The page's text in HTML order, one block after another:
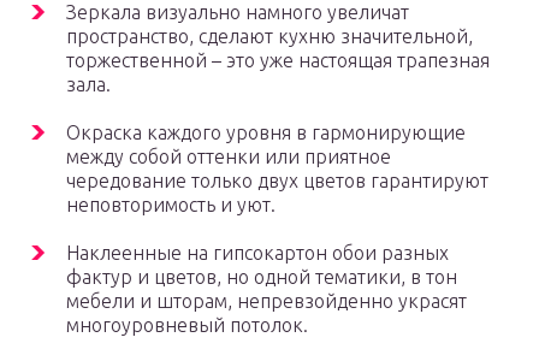
Зеркала визуально намного увеличат
пространство, сделают кухню значительной,
торжественной – это уже настоящая трапезная
зала.
Окраска каждого уровня в гармонирующие
между собой оттенки или приятное
чередование только двух цветов гарантируют
неповторимость и уют.
Наклеенные на гипсокартон обои разных
фактур и цветов, но одной тематики, в тон
мебели и шторам, непревзойденно украсят
многоуровневый потолок.